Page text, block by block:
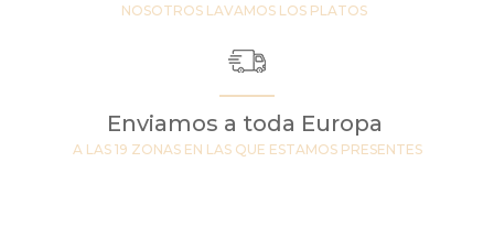
NOSOTROS LAVAMOS LOS PLATOS
Enviamos a toda Europa
A LAS 19 ZONAS EN LAS QUE ESTAMOS PRESENTES